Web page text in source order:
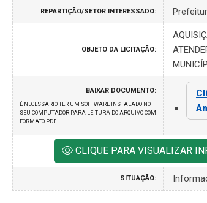
REPARTIÇÃO/SETOR INTERESSADO:
OBJETO DA LICITAÇÃO:
BAIXAR DOCUMENTO:
É NECESSARIO TER UM SOFTWARE INSTALADO NO
SEU COMPUTADOR PARA LEITURA DO ARQUIVO COM
FORMATO PDF
CLIQUE PARA VISUALIZAR
SITUAÇÃO: